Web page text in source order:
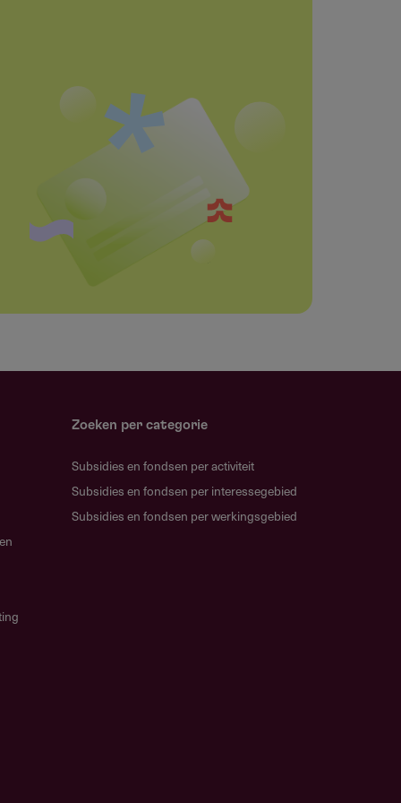
Zoeken per categorie
Subsidies en fondsen per activiteit
Subsidies en fondsen per interessegebied
Subsidies en fondsen per werkingsgebied